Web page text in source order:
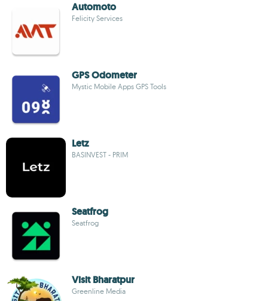
Automoto
Felicity Services
GPS Odometer
Mystic Mobile Apps GPS Tools
Letz
BASINVEST - PRIM
Seatfrog
Seatfrog
Visit Bharatpur
Greenline Media